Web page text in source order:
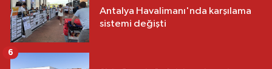
Antalya Havalimanı'nda karşılama
sistemi değişti
6